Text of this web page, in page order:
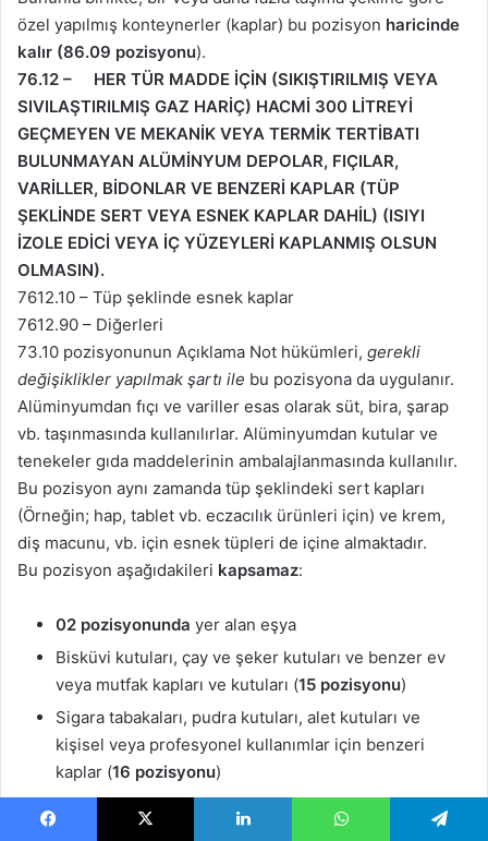
özel yapılmış konteynerler (kaplar) bu pozisyon haricinde
kalır (86.09 pozisyonu).
76.12 – HER TÜR MADDE İÇİN (SIKIŞTIRILMIŞ VEYA
SIVILAŞTIRILMIŞ GAZ HARİÇ) HACMİ 300 LİTREYİ
GEÇMEYEN VE MEKANİK VEYA TERMİK TERTİBATI
BULUNMAYAN ALÜMİNYUM DEPOLAR, FIÇILAR,
VARİLLER, BİDONLAR VE BENZERİ KAPLAR (TÜP
ŞEKLİNDE SERT VEYA ESNEK KAPLAR DAHİL) (ISIYI
İZOLE EDİCİ VEYA İÇ YÜZEYLERİ KAPLANMIŞ OLSUN
OLMASIN).
7612.10 – Tüp şeklinde esnek kaplar
7612.90 – Diğerleri
73.10 pozisyonunun Açıklama Not hükümleri, gerekli
değişiklikler yapılmak şartı ile bu pozisyona da uygulanır.
Alüminyumdan fıçı ve variller esas olarak süt, bira, şarap
vb. taşınmasında kullanılırlar. Alüminyumdan kutular ve
tenekeler gıda maddelerinin ambalajlanmasında kullanılır.
Bu pozisyon aynı zamanda tüp şeklindeki sert kapları
(Örneğin; hap, tablet vb. eczacılık ürünleri için) ve krem,
diş macunu, vb. için esnek tüpleri de içine almaktadır.
Bu pozisyon aşağıdakileri kapsamaz:
02 pozisyonunda yer alan eşya
Bisküvi kutuları, çay ve şeker kutuları ve benzer ev
veya mutfak kapları ve kutuları (15 pozisyonu)
Sigara tabakaları, pudra kutuları, alet kutuları ve
kişisel veya profesyonel kullanımlar için benzeri
kaplar (16 pozisyonu)
04 pozisyonundayer alan eşya